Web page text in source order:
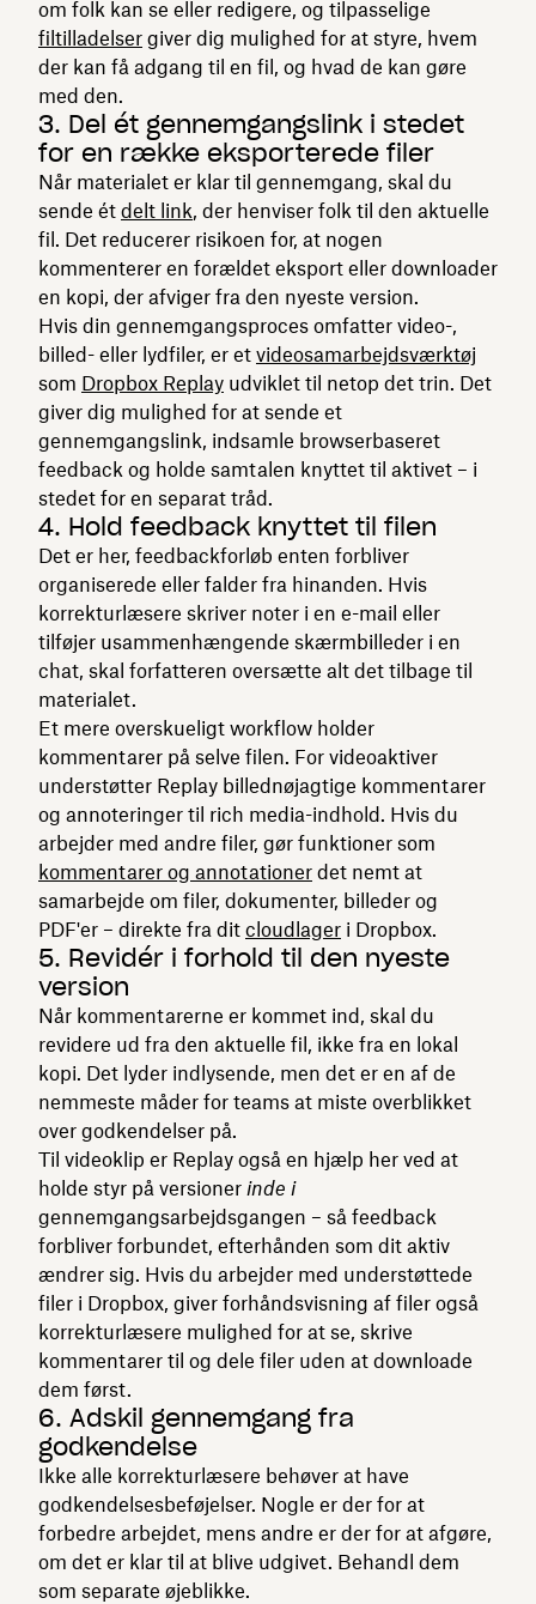
om folk kan se eller redigere, og tilpasselige
filtilladelser giver dig mulighed for at styre, hvem
der kan få adgang til en fil, og hvad de kan gøre
med den.
3. Del ét gennemgangslink i stedet
for en række eksporterede filer
Når materialet er klar til gennemgang, skal du
sende ét delt link, der henviser folk til den aktuelle
fil. Det reducerer risikoen for, at nogen
kommenterer en forældet eksport eller downloader
en kopi, der afviger fra den nyeste version.
Hvis din gennemgangsproces omfatter video-,
billed- eller lydfiler, er et videosamarbejdsværktøj
som Dropbox Replay udviklet til netop det trin. Det
giver dig mulighed for at sende et
gennemgangslink, indsamle browserbaseret
feedback og holde samtalen knyttet til aktivet – i
stedet for en separat tråd.
4. Hold feedback knyttet til filen
Det er her, feedbackforløb enten forbliver
organiserede eller falder fra hinanden. Hvis
korrekturlæsere skriver noter i en e-mail eller
tilføjer usammenhængende skærmbilleder i en
chat, skal forfatteren oversætte alt det tilbage til
materialet.
Et mere overskueligt workflow holder
kommentarer på selve filen. For videoaktiver
understøtter Replay billednøjagtige kommentarer
og annoteringer til rich media-indhold. Hvis du
arbejder med andre filer, gør funktioner som
kommentarer og annotationer det nemt at
samarbejde om filer, dokumenter, billeder og
PDF'er – direkte fra dit cloudlager i Dropbox.
5. Revidér i forhold til den nyeste
version
Når kommentarerne er kommet ind, skal du
revidere ud fra den aktuelle fil, ikke fra en lokal
kopi. Det lyder indlysende, men det er en af de
nemmeste måder for teams at miste overblikket
over godkendelser på.
Til videoklip er Replay også en hjælp her ved at
holde styr på versioner inde i
gennemgangsarbejdsgangen – så feedback
forbliver forbundet, efterhånden som dit aktiv
ændrer sig. Hvis du arbejder med understøttede
filer i Dropbox, giver forhåndsvisning af filer også
korrekturlæsere mulighed for at se, skrive
kommentarer til og dele filer uden at downloade
dem først.
6. Adskil gennemgang fra
godkendelse
Ikke alle korrekturlæsere behøver at have
godkendelsesbeføjelser. Nogle er der for at
forbedre arbejdet, mens andre er der for at afgøre,
om det er klar til at blive udgivet. Behandl dem
som separate øjeblikke.